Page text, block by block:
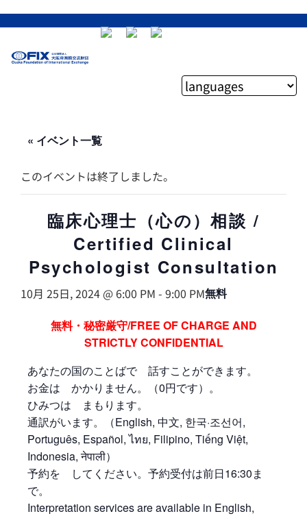
« イベント一覧
このイベントは終了しました。
臨床心理士（心の）相談 /
Certified Clinical
Psychologist Consultation
10月 25日, 2024 @ 6:00 PM - 9:00 PM無料
無料・秘密厳守/FREE OF CHARGE AND
STRICTLY CONFIDENTIAL
あなたの国のことばで 話すことができます。
お金は かかりません。（0円です）。
ひみつは まもります。
通訳がいます。（English, 中文, 한국·조선어,
Português, Español, ไทย, Filipino, Tiếng Việt,
Indonesia, नेपाली）
予約を してください。予約受付は前日16:30ま
で。
Interpretation services are available in English,